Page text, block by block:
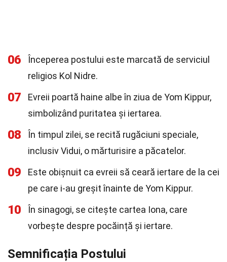
06
Începerea postului este marcată de serviciul
religios Kol Nidre.
07
Evreii poartă haine albe în ziua de Yom Kippur,
simbolizând puritatea și iertarea.
08
În timpul zilei, se recită rugăciuni speciale,
inclusiv Vidui, o mărturisire a păcatelor.
09
Este obișnuit ca evreii să ceară iertare de la cei
pe care i-au greșit înainte de Yom Kippur.
10
În sinagogi, se citește cartea Iona, care
vorbește despre pocăință și iertare.
Semnificația Postului